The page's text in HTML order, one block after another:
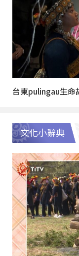
台東pulingau生命
文化小辭典